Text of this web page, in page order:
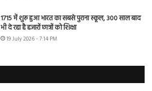
1715 में शुरू हुआ भारत का सबसे पुराना स्कूल, 300 साल बाद
भी दे रहा है हजारों छात्रों को शिक्षा
19 July 2026 - 7:14 PM